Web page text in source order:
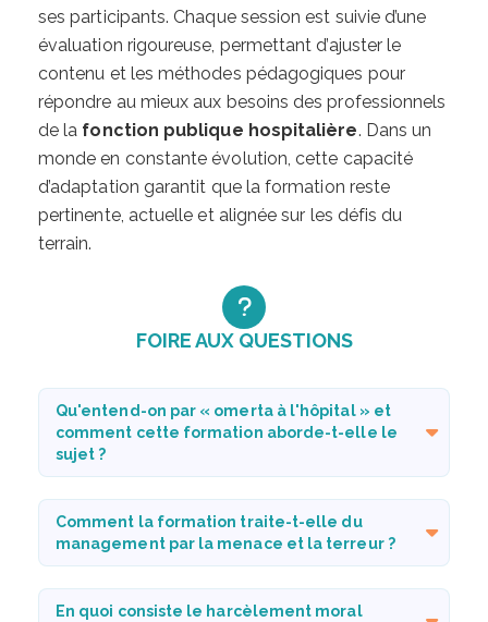
ses participants. Chaque session est suivie d’une
évaluation rigoureuse, permettant d’ajuster le
contenu et les méthodes pédagogiques pour
répondre au mieux aux besoins des professionnels
de la fonction publique hospitalière. Dans un
monde en constante évolution, cette capacité
d’adaptation garantit que la formation reste
pertinente, actuelle et alignée sur les défis du
terrain.
FOIRE AUX QUESTIONS
Qu'entend-on par « omerta à l'hôpital » et
comment cette formation aborde-t-elle le
sujet ?
Comment la formation traite-t-elle du
management par la menace et la terreur ?
En quoi consiste le harcèlement moral